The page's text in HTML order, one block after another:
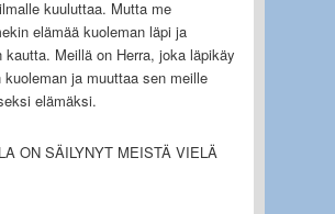
kuuluttaa. Mutta me
elämää kuoleman läpi ja
kautta. Meillä on Herra, joka läpikäy
kuoleman ja muuttaa sen meille
elämäksi.
ON SÄILYNYT MEISTÄ VIELÄ